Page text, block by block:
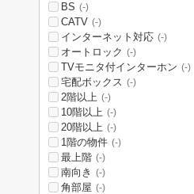
BS (-)
CATV (-)
インターネット対応 (-)
オートロック (-)
TVモニタ付インターホン (-)
宅配ボックス (-)
2階以上 (-)
10階以上 (-)
20階以上 (-)
1階の物件 (-)
最上階 (-)
南向き (-)
角部屋 (-)